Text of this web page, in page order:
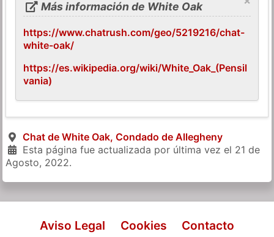
Más información de White Oak
https://www.chatrush.com/geo/5219216/chat-
white-oak/
https://es.wikipedia.org/wiki/White_Oak_(Pensil
vania)
Chat de White Oak, Condado de Allegheny
Esta página fue actualizada por última vez el 21 de
Agosto, 2022.
Aviso Legal Cookies Contacto